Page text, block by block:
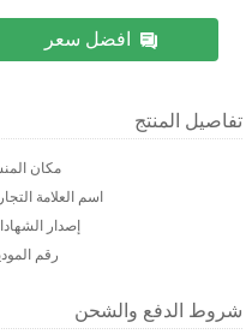
افضل سعر
تفاصيل المنتج
مكان
اسم العلامة
إصدار
رقم
شروط الدفع والشحن